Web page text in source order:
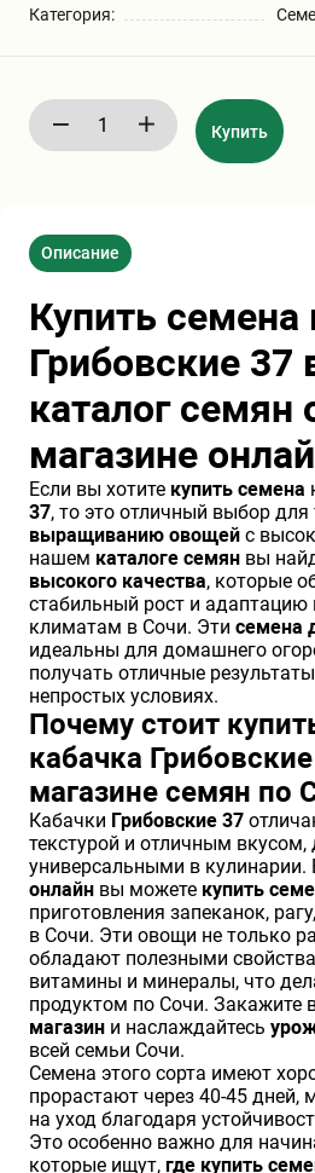
Шарафуга
Бирючина
Плющ
Кустарники
ПАМПАСНАЯ ТРАВА
(КОРТАДЕРИЯ)
Кизильник саженец
Олеандр саженцы
Экзотические растения
Декоративные саженцы
Хвойные саженцы
Клематис
Глициния
Гвоздика саженцы
Хризантемы саженцы
Зелень и пряные травы
Категория:
Купить
Описание
Купить семена
Грибовские 37
каталог семян
магазине
Если вы хотите купить семена
37, то это отличный выбор для
выращиванию овощей с
нашем каталоге семян вы
высокого качества, которые
стабильный рост и
климатам в Сочи. Эти семена
идеальны для домашнего
получать отличные
непростых условиях.
Почему стоит
кабачка
магазине семян по
Кабачки Грибовские 37
текстурой и отличным вкусом,
универсальными в кулинарии.
онлайн вы можете купить
приготовления запеканок,
в Сочи. Эти овощи не только
обладают полезными
витамины и минералы, что
продуктом по Сочи. Закажите
магазин и наслаждайтесь
всей семьи Сочи.
Семена этого сорта имеют
прорастают через 40-45 дней,
на уход благодаря
Это особенно важно для
которые ищут, где купить